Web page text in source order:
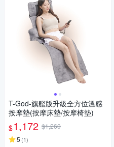
T-God-旗艦版升級全方位溫感
按摩墊(按摩床墊/按摩椅墊)
$1,172 $1,260
5 (1)